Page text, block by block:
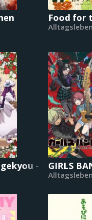
Food for
Alltagsleben
- TheGIRLS
Alltagsleben